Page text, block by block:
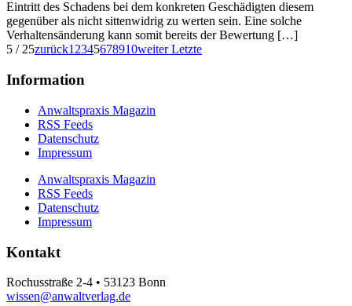
Eintritt des Schadens bei dem konkreten Geschädigten diesem
gegenüber als nicht sittenwidrig zu werten sein. Eine solche
Verhaltensänderung kann somit bereits der Bewertung […]
5 / 25zurück1 2345678910weiterLetzte
Information
Anwaltspraxis Magazin
RSS Feeds
Datenschutz
Impressum
Anwaltspraxis Magazin
RSS Feeds
Datenschutz
Impressum
Kontakt
Rochusstraße 2-4 • 53123 Bonn
wissen@anwaltverlag.de